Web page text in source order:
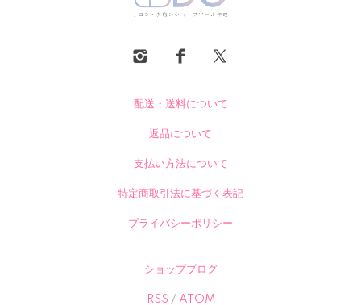
配送・送料について
返品について
支払い方法について
特定商取引法に基づく表記
プライバシーポリシー
ショップブログ
RSS / ATOM